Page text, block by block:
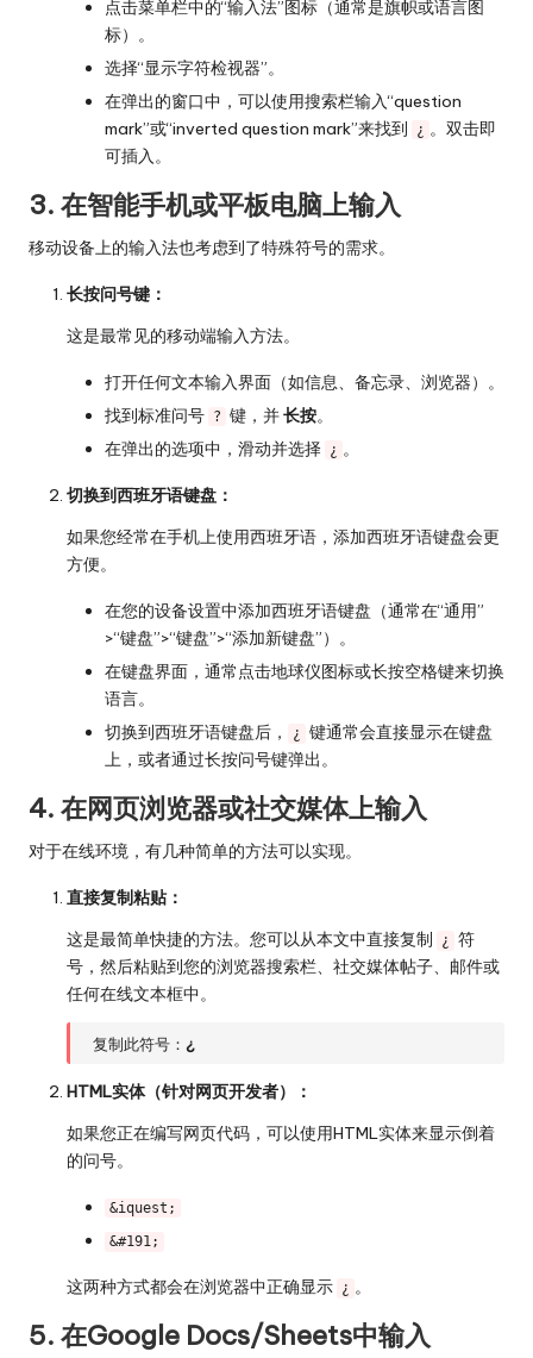
点击菜单栏中的“输入法”图标（通常是旗帜或语言图
标）。
选择“显示字符检视器”。
在弹出的窗口中，可以使用搜索栏输入“question
mark”或“inverted question mark”来找到
¿ 。双击即
可插入。
3. 在智能手机或平板电脑上输入
移动设备上的输入法也考虑到了特殊符号的需求。
长按问号键：
这是最常见的移动端输入方法。
打开任何文本输入界面（如信息、备忘录、浏览器）。
找到标准问号 ? 键，并长按。
在弹出的选项中，滑动并选择 ¿ 。
切换到西班牙语键盘：
如果您经常在手机上使用西班牙语，添加西班牙语键盘会更
方便。
在您的设备设置中添加西班牙语键盘（通常在“通用”
>“键盘”>“键盘”>“添加新键盘”）。
在键盘界面，通常点击地球仪图标或长按空格键来切换
语言。
切换到西班牙语键盘后，
¿
键通常会直接显示在键盘
上，或者通过长按问号键弹出。
4. 在网页浏览器或社交媒体上输入
对于在线环境，有几种简单的方法可以实现。
直接复制粘贴：
这是最简单快捷的方法。您可以从本文中直接复制
¿
符
号，然后粘贴到您的浏览器搜索栏、社交媒体帖子、邮件或
任何在线文本框中。
复制此符号： ¿
HTML实体（针对网页开发者）：
如果您正在编写网页代码，可以使用HTML实体来显示倒着
的问号。
&iquest;
&#191;
这两种方式都会在浏览器中正确显示 ¿ 。
5. 在Google Docs/Sheets中输入